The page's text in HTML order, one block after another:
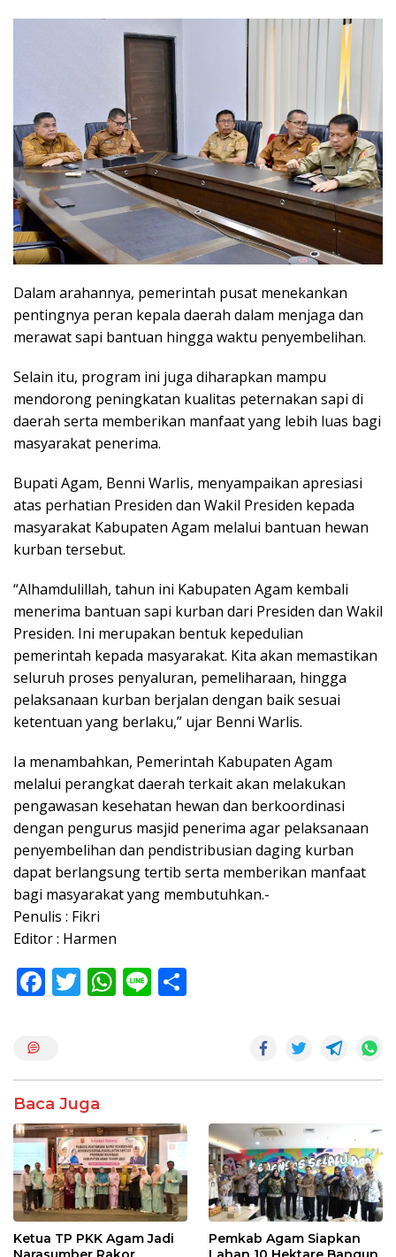
Dalam arahannya, pemerintah pusat menekankan
pentingnya peran kepala daerah dalam menjaga dan
merawat sapi bantuan hingga waktu penyembelihan.
Selain itu, program ini juga diharapkan mampu
mendorong peningkatan kualitas peternakan sapi di
daerah serta memberikan manfaat yang lebih luas bagi
masyarakat penerima.
Bupati Agam, Benni Warlis, menyampaikan apresiasi
atas perhatian Presiden dan Wakil Presiden kepada
masyarakat Kabupaten Agam melalui bantuan hewan
kurban tersebut.
“Alhamdulillah, tahun ini Kabupaten Agam kembali
menerima bantuan sapi kurban dari Presiden dan Wakil
Presiden. Ini merupakan bentuk kepedulian
pemerintah kepada masyarakat. Kita akan memastikan
seluruh proses penyaluran, pemeliharaan, hingga
pelaksanaan kurban berjalan dengan baik sesuai
ketentuan yang berlaku,” ujar Benni Warlis.
Ia menambahkan, Pemerintah Kabupaten Agam
melalui perangkat daerah terkait akan melakukan
pengawasan kesehatan hewan dan berkoordinasi
dengan pengurus masjid penerima agar pelaksanaan
penyembelihan dan pendistribusian daging kurban
dapat berlangsung tertib serta memberikan manfaat
bagi masyarakat yang membutuhkan.-
Penulis : Fikri
Editor : Harmen
F
o
o
k
T W
p
p
Li
Baca Juga
Ketua TP PKK Agam Jadi
Pemkab Agam Siapkan